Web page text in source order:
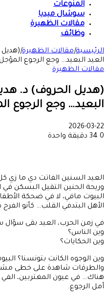
المنوعات
سوشال ميديا
مقالات الظهيرة
وظائف
الرئيسية|مقالات الظهيرة|
العيد البعيد… وجع الرجوع
مقالات الظهيرة
(هديل الحروف) د.
البعيد… وجع الرجوع
2026-03-22
0
دقيقة واحدة
العيد السنين الفاتت دي ما زي
وريحة الحنين التقيل البسكن
البيوت مافي، لا في ضحكة
الأهل البتدفي القلب… كأنو
في زمن الحرب، العيد بقى
وين الناس؟
وين الحكايات؟
وين الوجوه الكانت بتونسنا؟
والطرقات شاهدة على خطى مشت
هناك… في عيون المغتربين، الفي
أمل الرجوع.